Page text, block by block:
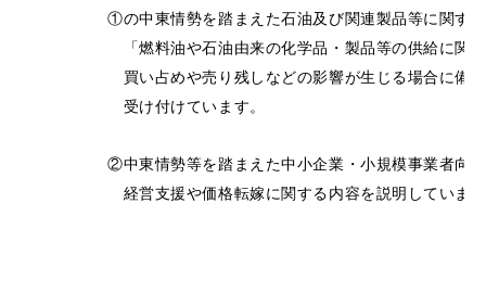
①の中東情勢を踏まえた石油及び関連製品等に関する
「燃料油や石油由来の化学品・製品等の供給に関す
買い占めや売り残しなどの影響が生じる場合に備え
受け付けています。
②中東情勢等を踏まえた中小企業・小規模事業者向け
経営支援や価格転嫁に関する内容を説明しています